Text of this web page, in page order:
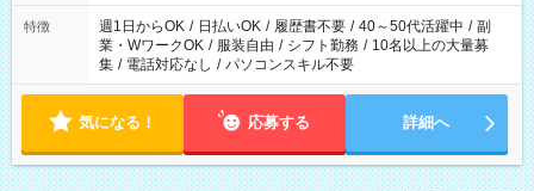
特徴 週1日からOK / 日払いOK / 履歴書不要 / 40～50代活躍中 / 副
業・WワークOK / 服装自由 / シフト勤務 / 10名以上の大量募
集 / 電話対応なし / パソコンスキル不要
気になる！ 応募する 詳細へ